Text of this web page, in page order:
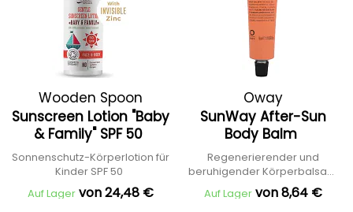
Wooden Spoon
Sunscreen Lotion "Baby
& Family" SPF 50
Sonnenschutz-Körperlotion für
Kinder SPF 50
Auf Lager von 24,48 €
Oway
SunWay After-Sun
Body Balm
Regenerierender und
beruhigender Körperbalsam
nach dem Sonnenbad
Auf Lager von 8,64 €